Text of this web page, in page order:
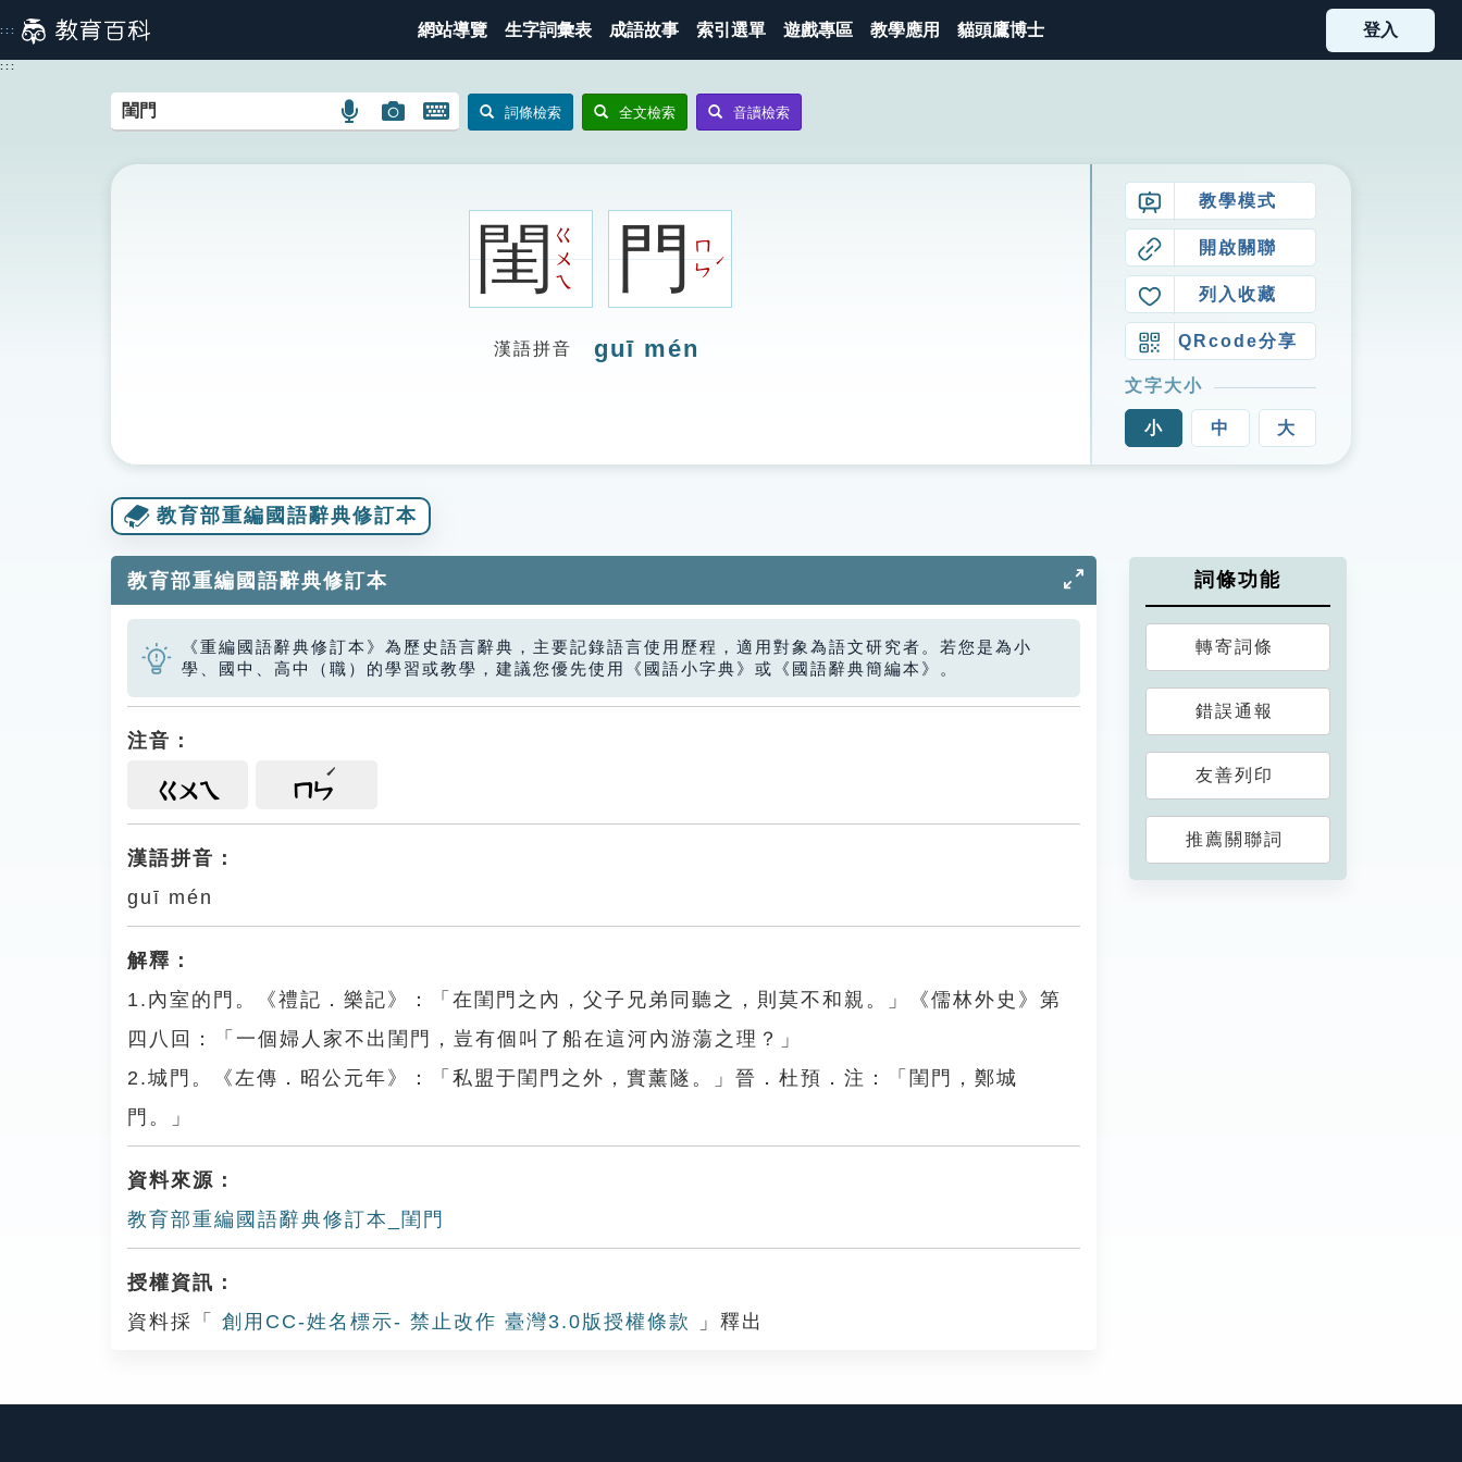
到
主
::: 網站導覽 生字詞彙表 成語故事 索引選單 遊戲專區 教學應用 貓頭鷹博士 登入
:::
語
搜
圖
搜
開
鍵
詞條檢索 全文檢索 音讀檢索
閨ㄍ
ㄨ
ㄟ
門ㄇ
ㄣ
ˊ
漢語拼音 guī mén
教學模式
開啟關聯
列入收藏
QRcode分享
文字大小
小 中 大
教育部重編國語辭典修訂本
教育部重編國語辭典修訂本
《重編國語辭典修訂本》為歷史語言辭典，主要記錄語言使用歷程，適用對象為語文研究者。若您是為小
學、國中、高中（職）的學習或教學，建議您優先使用《國語小字典》或《國語辭典簡編本》。
注音：
ㄍㄨㄟ ㄇㄣ
漢語拼音：
guī mén
解釋：
1.內室的門。《禮記．樂記》：「在閨門之內，父子兄弟同聽之，則莫不和親。」《儒林外史》第
四八回：「一個婦人家不出閨門，豈有個叫了船在這河內游蕩之理？」
2.城門。《左傳．昭公元年》：「私盟于閨門之外，實薰隧。」晉．杜預．注：「閨門，鄭城
門。」
資料來源：
教育部重編國語辭典修訂本_閨門
授權資訊：
資料採「
創用CC-姓名標示- 禁止改作 臺灣3.0版授權條款 」釋出
詞條功能
轉寄詞條
錯誤通報
友善列印
推薦關聯詞